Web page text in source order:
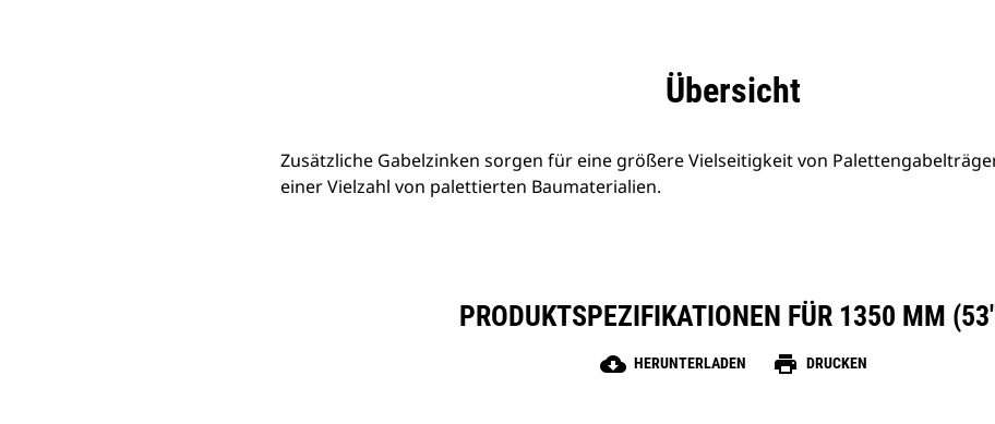
Technische DatenÜbersicht
Zusätzliche Gabelzinken sorgen für eine größere Vielseitigkeit von
einer Vielzahl von palettierten Baumaterialien.
PRODUKTSPEZIFIKATIONEN FÜR 1350 MM
cloud_download HERUNTERLADEN print DRUCKEN